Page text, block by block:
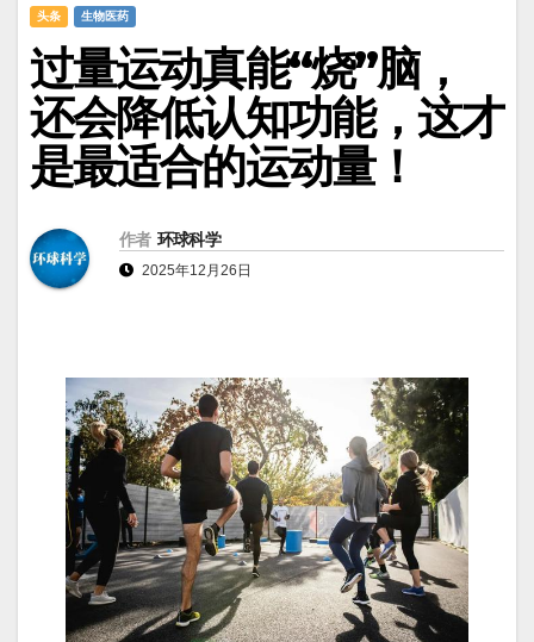
头条 生物医药
过量运动真能“烧”脑，
还会降低认知功能，这才
是最适合的运动量！
作者 环球科学
2025年12月26日